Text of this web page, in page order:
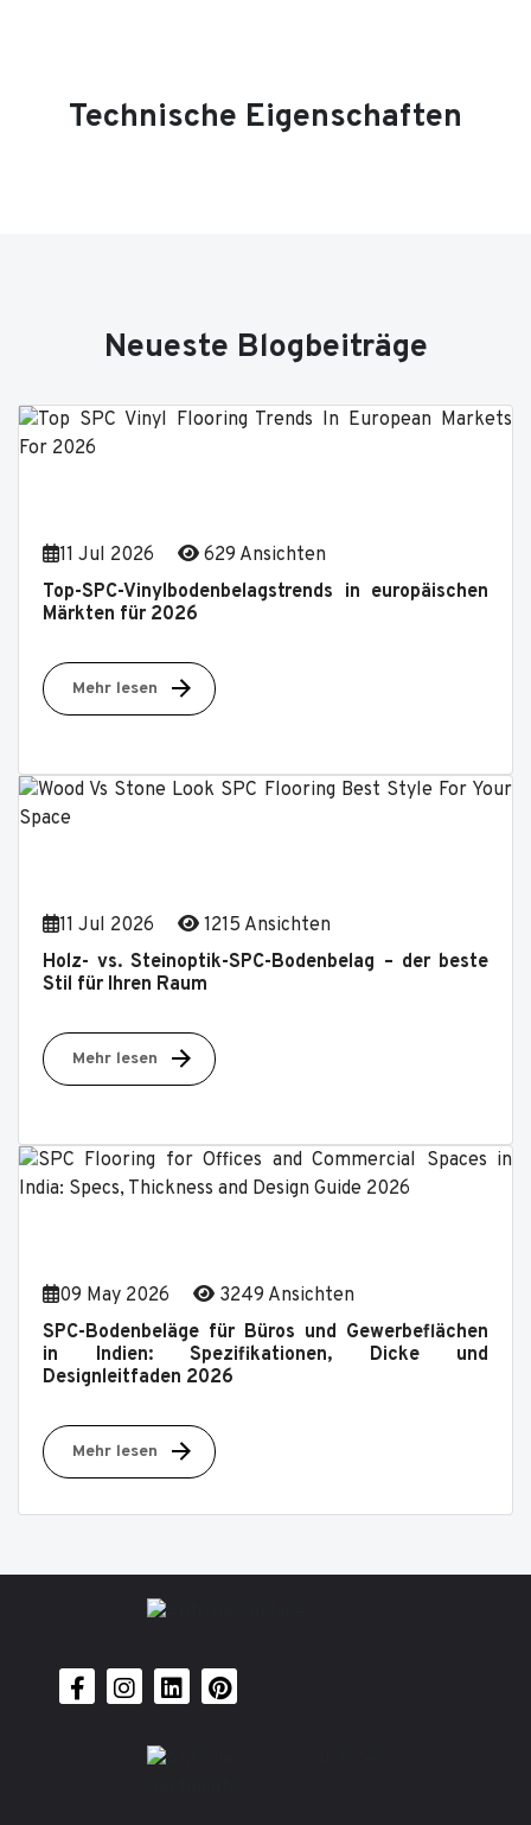
Technische Eigenschaften
Neueste Blogbeiträge
11 Jul 2026
629 Ansichten
Top-SPC-Vinylbodenbelagstrends in europäischen
Märkten für 2026
Mehr lesen
11 Jul 2026
1215 Ansichten
Holz- vs. Steinoptik-SPC-Bodenbelag – der beste
Stil für Ihren Raum
Mehr lesen
09 May 2026
3249 Ansichten
SPC-Bodenbeläge für Büros und Gewerbeflächen
in Indien: Spezifikationen, Dicke und
Designleitfaden 2026
Mehr lesen